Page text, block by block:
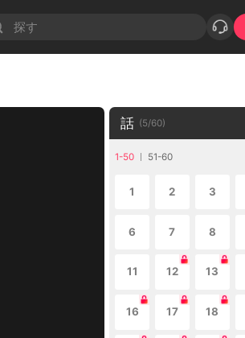
話 (5/60)
1-50 51-60
1 2 3
6 7 8
11 12 13
16 17 18